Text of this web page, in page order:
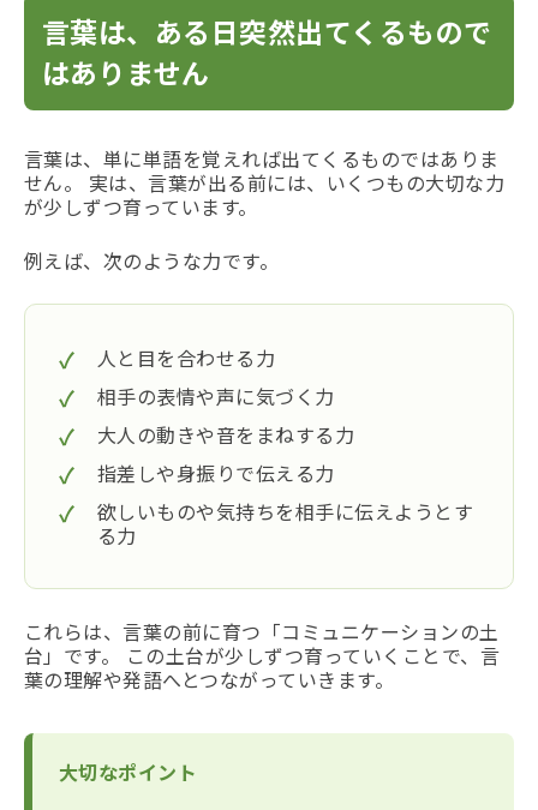
言葉は、ある日突然出てくるもので
はありません
言葉は、単に単語を覚えれば出てくるものではありま
せん。 実は、言葉が出る前には、いくつもの大切な力
が少しずつ育っています。
例えば、次のような力です。
人と目を合わせる力
相手の表情や声に気づく力
大人の動きや音をまねする力
指差しや身振りで伝える力
欲しいものや気持ちを相手に伝えようとす
る力
これらは、言葉の前に育つ 「コミュニケーションの土
台」 です。 この土台が少しずつ育っていくことで、言
葉の理解や発語へとつながっていきます。
大切なポイント